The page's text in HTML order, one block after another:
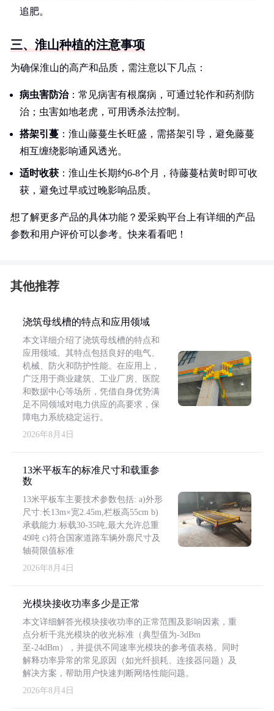
追肥。
三、淮山种植的注意事项
为确保淮山的高产和品质，需注意以下几点：
病虫害防治：常见病害有根腐病，可通过轮作和药剂防
治；虫害如地老虎，可用诱杀法控制。
搭架引蔓 ：淮山藤蔓生长旺盛，需搭架引导，避免藤蔓
相互缠绕影响通风透光。
适时收获 ：淮山生长期约6-8个月，待藤蔓枯黄时即可收
获，避免过早或过晚影响品质。
想了解更多产品的具体功能？爱采购平台上有详细的产品
参数和用户评价可以参考。快来看看吧！
其他推荐
浇筑母线槽的特点和应用领域
本文详细介绍了浇筑母线槽的特点和
应用领域。其特点包括良好的电气、
机械、防火和防护性能。在应用上，
广泛用于商业建筑、工业厂房、医院
和数据中心等场所，凭借自身优势满
足不同领域对电力供应的高要求，保
障电力系统稳定运行。
2026年8月4日
13米平板车的标准尺寸和载重参
数
13米平板车主要技术参数包括: a)外形
尺寸:长13m×宽2.45m,栏板高55cm b)
承载能力:标载30-35吨,最大允许总重
49吨 c)符合国家道路车辆外廓尺寸及
轴荷限值标准
2026年8月4日
光模块接收功率多少是正常
本文详细解答光模块接收功率的正常范围及影响因素，重
点分析千兆光模块的收光标准（典型值为-3dBm
至-24dBm），并提供不同速率光模块的参考值表格。同时
解释功率异常的常见原因（如光纤损耗、连接器问题）及
解决方案，帮助用户快速判断网络性能问题。
2026年8月4日